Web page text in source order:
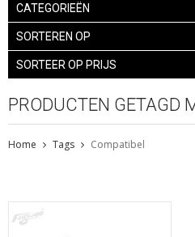
CATEGORIEËN
SORTEREN OP
SORTEER OP PRIJS
PRODUCTEN GETAGD
Home Tags Compatibel